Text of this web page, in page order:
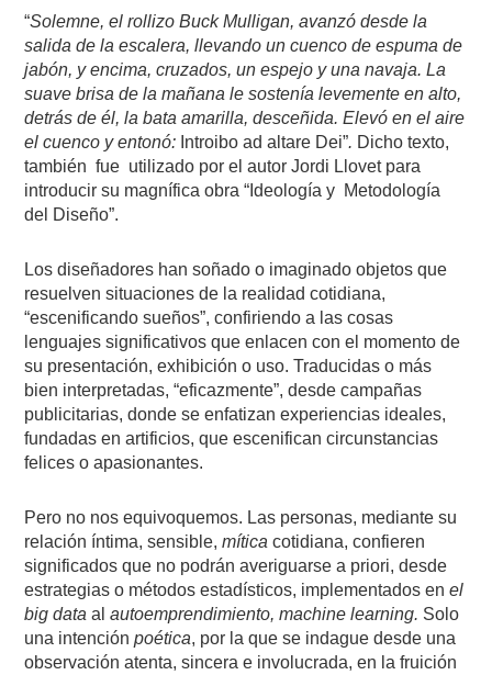
“Solemne, el rollizo Buck Mulligan, avanzó desde la
salida de la escalera, llevando un cuenco de espuma de
jabón, y encima, cruzados, un espejo y una navaja. La
suave brisa de la mañana le sostenía levemente en alto,
detrás de él, la bata amarilla, desceñida. Elevó en el aire
el cuenco y entonó: Introibo ad altare Dei”. Dicho texto,
también fue utilizado por el autor Jordi Llovet para
introducir su magnífica obra “Ideología y Metodología
del Diseño”.
Los diseñadores han soñado o imaginado objetos que
resuelven situaciones de la realidad cotidiana,
“escenificando sueños”, confiriendo a las cosas
lenguajes significativos que enlacen con el momento de
su presentación, exhibición o uso. Traducidas o más
bien interpretadas, “eficazmente”, desde campañas
publicitarias, donde se enfatizan experiencias ideales,
fundadas en artificios, que escenifican circunstancias
felices o apasionantes.
Pero no nos equivoquemos. Las personas, mediante su
relación íntima, sensible, mítica cotidiana, confieren
significados que no podrán averiguarse a priori, desde
estrategias o métodos estadísticos, implementados enel
big dataal autoemprendimiento, machine learning. Solo
una intenciónpoética, por la que se indague desde una
observación atenta, sincera e involucrada, en la fruición